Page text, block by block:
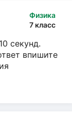
Физика
7 класс
секунд.
впишите